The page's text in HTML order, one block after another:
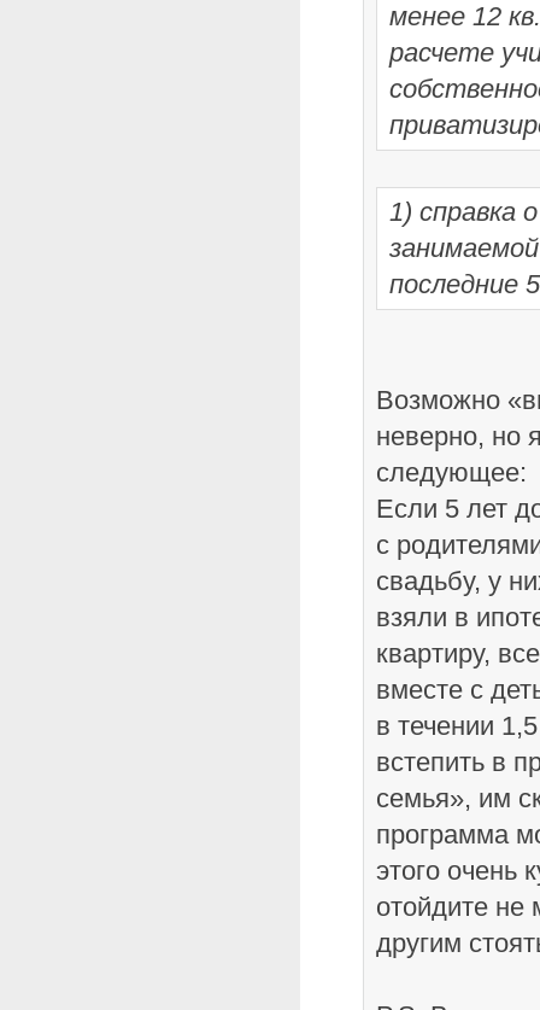
менее 12
расчете
1) справка
последние
Возможно
неверно, но
следующее:
Если 5 лет
с
свадьбу, у
взяли в
квартиру,
вместе с
в течении
встепить в
семья», им
программа
этого очень
отойдите не
другим